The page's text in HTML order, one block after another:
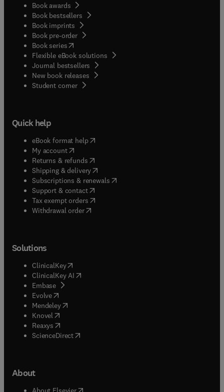
Book awards
Book bestsellers
Book imprints
Book pre-order
Book series(opens in new tab/window
Flexible eBook solutions
Journal bestsellers
New book releases
Student corner( opens in new tab/window
Quick help
eBook format help( opens in new tab/window
My account( opens in new tab/window
Returns & refunds( opens in new tab/window
Shipping & delivery(opens in new tab/window
Subscriptions & renewals( opens in new tab/window
Support & contact( opens in new tab/window
Tax exempt orders( opens in new tab/window
Withdrawal order
Solutions
ClinicalKey(opens in new tab/window
ClinicalKey AI opens in new tab/window
Embase( opens in new tab/window
Evolve(opens in new tab/window
Mendeley( opens in new tab/window
Knovel (opens in new tab/window
Reaxys (opens in new tab/window
ScienceDirect(opens in new tab/window
About
( opens in new tab/window